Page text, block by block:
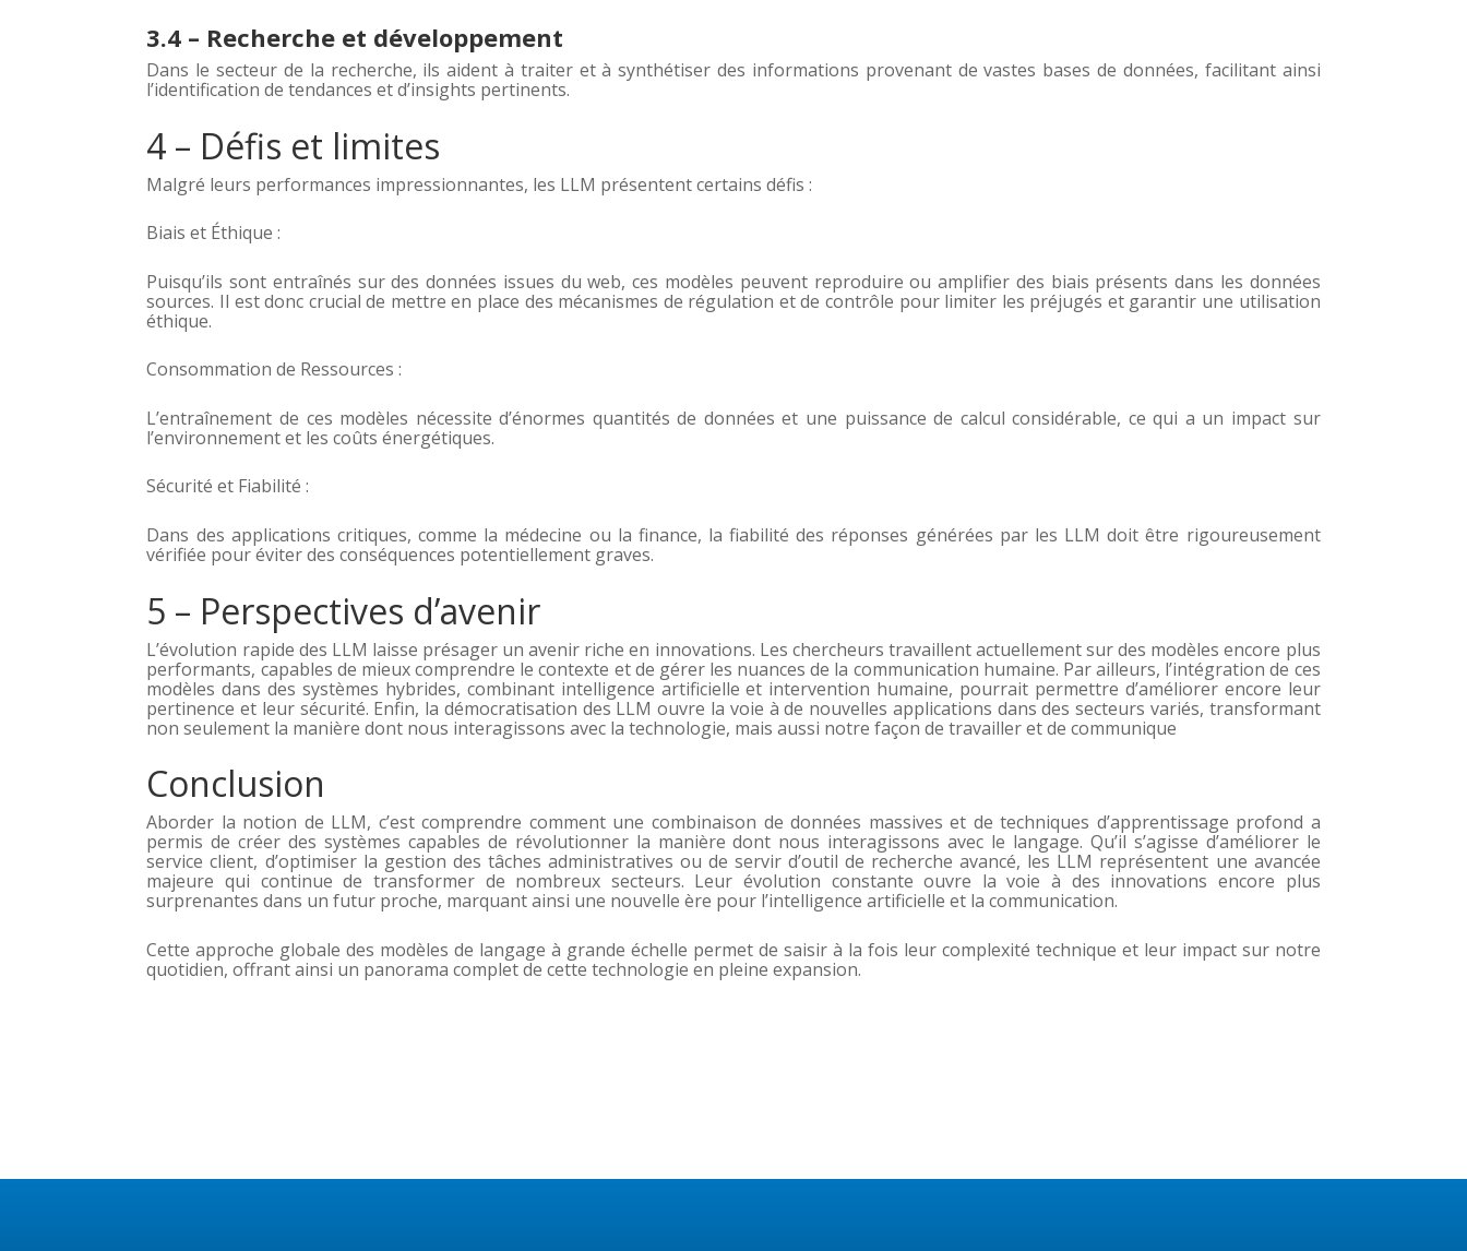
3.4 – Recherche et développement
Dans le secteur de la recherche, ils aident à traiter et à synthétiser des informations provenant de vastes bases de données, facilitant ainsi
l’identification de tendances et d’insights pertinents.
4 – Défis et limites
Malgré leurs performances impressionnantes, les LLM présentent certains défis :
Biais et Éthique :
Puisqu’ils sont entraînés sur des données issues du web, ces modèles peuvent reproduire ou amplifier des biais présents dans les données
sources. Il est donc crucial de mettre en place des mécanismes de régulation et de contrôle pour limiter les préjugés et garantir une utilisation
éthique.
Consommation de Ressources :
L’entraînement de ces modèles nécessite d’énormes quantités de données et une puissance de calcul considérable, ce qui a un impact sur
l’environnement et les coûts énergétiques.
Sécurité et Fiabilité :
Dans des applications critiques, comme la médecine ou la finance, la fiabilité des réponses générées par les LLM doit être rigoureusement
vérifiée pour éviter des conséquences potentiellement graves.
5 – Perspectives d’avenir
L’évolution rapide des LLM laisse présager un avenir riche en innovations. Les chercheurs travaillent actuellement sur des modèles encore plus
performants, capables de mieux comprendre le contexte et de gérer les nuances de la communication humaine. Par ailleurs, l’intégration de ces
modèles dans des systèmes hybrides, combinant intelligence artificielle et intervention humaine, pourrait permettre d’améliorer encore leur
pertinence et leur sécurité. Enfin, la démocratisation des LLM ouvre la voie à de nouvelles applications dans des secteurs variés, transformant
non seulement la manière dont nous interagissons avec la technologie, mais aussi notre façon de travailler et de communique
Conclusion
Aborder la notion de LLM, c’est comprendre comment une combinaison de données massives et de techniques d’apprentissage profond a
permis de créer des systèmes capables de révolutionner la manière dont nous interagissons avec le langage. Qu’il s’agisse d’améliorer le
service client, d’optimiser la gestion des tâches administratives ou de servir d’outil de recherche avancé, les LLM représentent une avancée
majeure qui continue de transformer de nombreux secteurs. Leur évolution constante ouvre la voie à des innovations encore plus
surprenantes dans un futur proche, marquant ainsi une nouvelle ère pour l’intelligence artificielle et la communication.
Cette approche globale des modèles de langage à grande échelle permet de saisir à la fois leur complexité technique et leur impact sur notre
quotidien, offrant ainsi un panorama complet de cette technologie en pleine expansion.